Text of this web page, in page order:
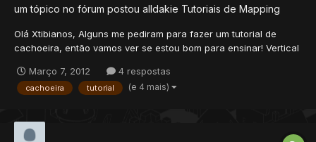
um tópico no fórum postou alldakie Tutoriais de Mapping
Olá Xtibianos, Alguns me pediram para fazer um tutorial de
cachoeira, então vamos ver se estou bom para ensinar! Vertical
Depois siga essa sequencia: Horizontal Objetos que iremos usar
para fazer uma cachoeira na horizontal:...
Março 7, 2012 4 respostas
cachoeira tutorial (e 4 mais)